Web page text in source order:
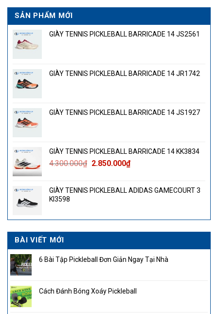
SẢN PHẨM MỚI
GIÀY TENNIS PICKLEBALL BARRICADE 14 JS2561
GIÀY TENNIS PICKLEBALL BARRICADE 14 JR1742
GIÀY TENNIS PICKLEBALL BARRICADE 14 JS1927
GIÀY TENNIS PICKLEBALL BARRICADE 14 KK3834
4.300.000₫ Giá
4.300.000₫.
2.850.000₫Giá
là:
GIÀY TENNIS PICKLEBALL ADIDAS GAMECOURT 3
KI3598
BÀI VIẾT MỚI
6 Bài Tập Pickleball Đơn Giản Ngay Tại Nhà
Cách Đánh Bóng Xoáy Pickleball